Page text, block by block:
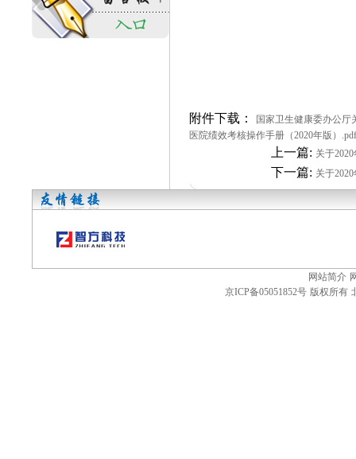
附件下载：
国家卫生健康委办公
医院绩效考核操作手册（2020年版）
上一篇: 关于
下一篇: 关于
网站简介
京ICP备05051852号 版权所有